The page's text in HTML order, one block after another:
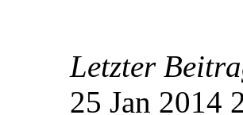
Letzter
25 Jan 2014